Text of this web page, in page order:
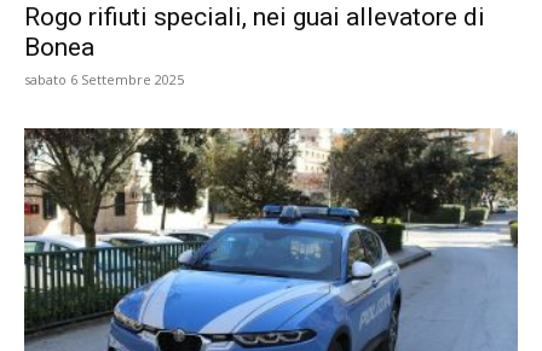
Rogo rifiuti speciali, nei guai allevatore di
Bonea
sabato 6 Settembre 2025